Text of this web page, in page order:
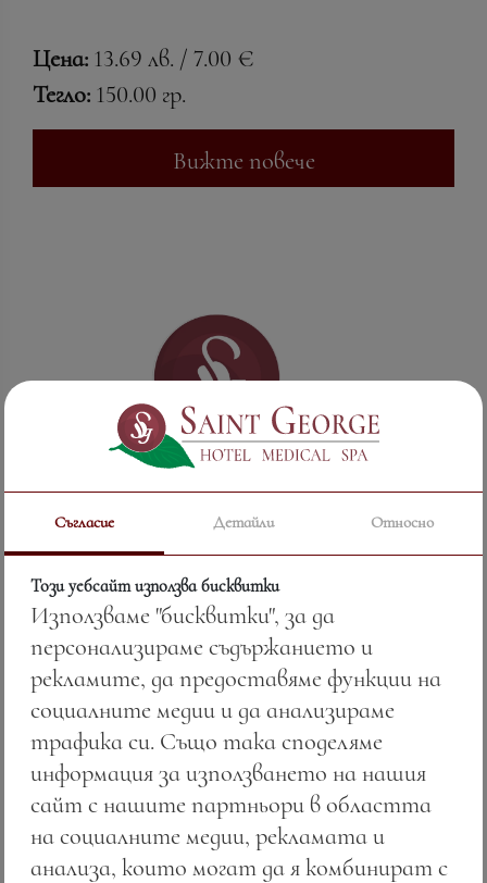
Цена: 13.69 лв. / 7.00 €
Тегло: 150.00 гр.
Вижте повече
Нес кафе
Цена:4.50 лв. / 2.30 €
Тегло:120.00 гр.
Вижте повече
Съгласие Детайли Относно
Този уебсайт използва бисквитки
Използваме "бисквитки", за да
персонализираме съдържанието и
рекламите, да предоставяме функции на
социалните медии и да анализираме
трафика си. Също така споделяме
информация за използването на нашия
сайт с нашите партньори в областта
на социалните медии, рекламата и
анализа, които могат да я комбинират с